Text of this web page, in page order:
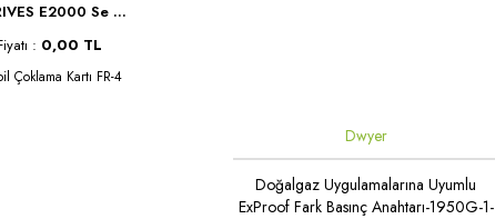
E2000 Se ...
: 0,00 TL
Dwyer
Doğalgaz Uygulamalarına Uyumlu
ExProof Fark Basınç Anahtarı-1950G-1-